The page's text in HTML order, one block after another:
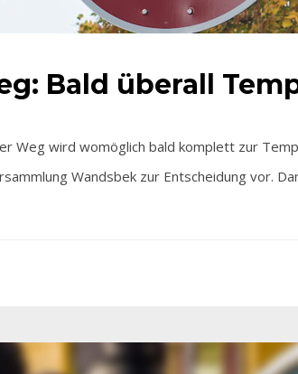
Bald überall
Weg wird womöglich bald komplett zur
Wandsbek zur Entscheidung vor.